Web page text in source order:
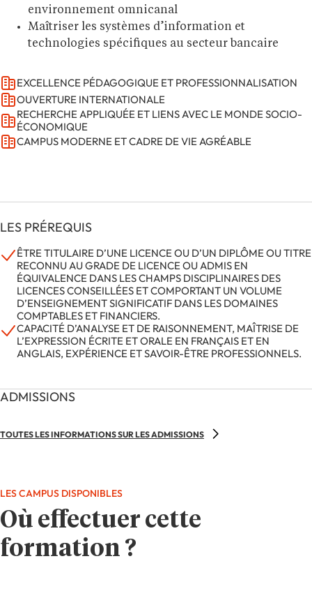
environnement omnicanal
Maîtriser les systèmes d’information et
technologies spécifiques au secteur bancaire
EXCELLENCE PÉDAGOGIQUE ET PROFESSIONNALISATION
OUVERTURE INTERNATIONALE
RECHERCHE APPLIQUÉE ET LIENS AVEC LE MONDE SOCIO-
ÉCONOMIQUE
CAMPUS MODERNE ET CADRE DE VIE AGRÉABLE
LES PRÉREQUIS
ÊTRE TITULAIRE D’UNE LICENCE OU D’UN DIPLÔME OU TITRE
RECONNU AU GRADE DE LICENCE OU ADMIS EN
ÉQUIVALENCE DANS LES CHAMPS DISCIPLINAIRES DES
LICENCES CONSEILLÉES ET COMPORTANT UN VOLUME
D’ENSEIGNEMENT SIGNIFICATIF DANS LES DOMAINES
COMPTABLES ET FINANCIERS.
CAPACITÉ D’ANALYSE ET DE RAISONNEMENT, MAÎTRISE DE
L’EXPRESSION ÉCRITE ET ORALE EN FRANÇAIS ET EN
ANGLAIS, EXPÉRIENCE ET SAVOIR-ÊTRE PROFESSIONNELS.
ADMISSIONS
TOUTES LES INFORMATIONS SUR LES ADMISSIONS
Où effectuer cette
formation ?
LES CAMPUS DISPONIBLES